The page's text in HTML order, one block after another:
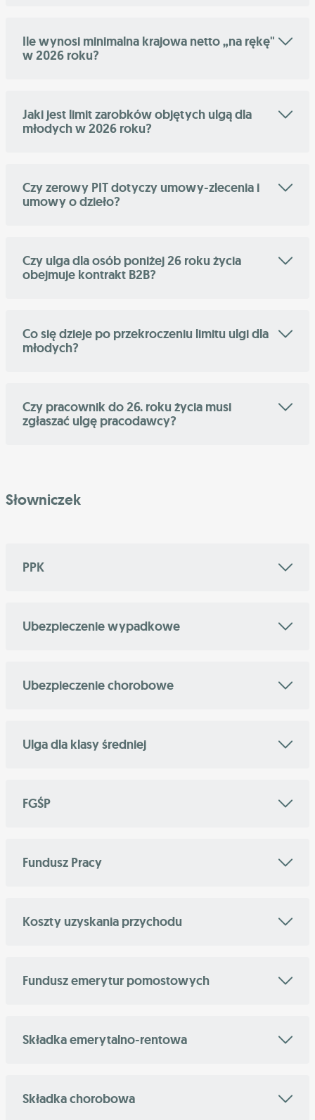
Ile wynosi minimalna krajowa netto „na rękę"
w 2026 roku?
Jaki jest limit zarobków objętych ulgą dla
młodych w 2026 roku?
Czy zerowy PIT dotyczy umowy-zlecenia i
umowy o dzieło?
Czy ulga dla osób poniżej 26 roku życia
obejmuje kontrakt B2B?
Co się dzieje po przekroczeniu limitu ulgi dla
młodych?
Czy pracownik do 26. roku życia musi
zgłaszać ulgę pracodawcy?
Słowniczek
PPK
Ubezpieczenie wypadkowe
Ubezpieczenie chorobowe
Ulga dla klasy średniej
FGŚP
Fundusz Pracy
Koszty uzyskania przychodu
Fundusz emerytur pomostowych
Składka emerytalno-rentowa
Składka chorobowa